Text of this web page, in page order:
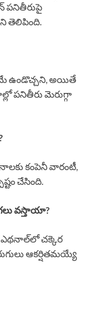
పనితీరుపై
తెలిపింది.
ఉండొచ్చని, అయితే
పనితీరు మెరుగ్గా
కంపెనీ వారంటీ,
చేసింది.
వస్తాయా?
చక్కెర
ఆకర్షితమయ్యే